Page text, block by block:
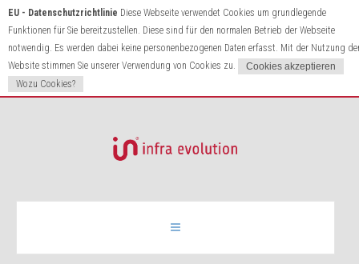
EU - Datenschutzrichtlinie Diese Webseite verwendet Cookies um grundlegende
Funktionen für Sie bereitzustellen. Diese sind für den normalen Betrieb der Webseite
notwendig. Es werden dabei keine personenbezogenen Daten erfasst. Mit der Nutzung
Website stimmen Sie unserer Verwendung von Cookies zu.
Wozu Cookies?